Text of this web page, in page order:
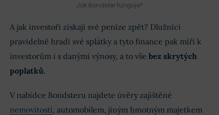
Jak Bondster funguje?
A jak investoři získají své peníze zpět? Dlužníci
pravidelně hradí své splátky a tyto finance pak míří k
investorům i s danými výnosy, a to vše bez skrytých
poplatků.
V nabídce Bondsteru najdete úvěry zajištěné
nemovitostí, automobilem, jiným hmotným majetkem